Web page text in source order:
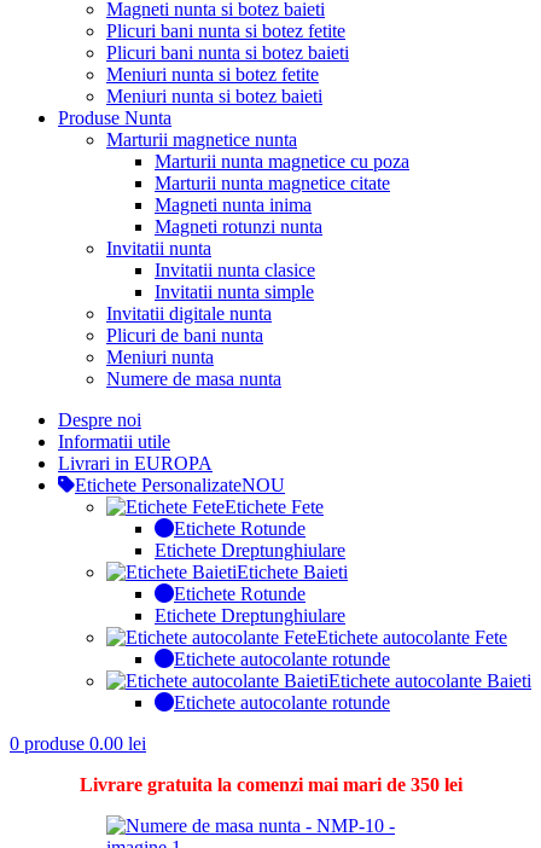
Magneti nunta si botez baieti
Plicuri bani nunta si botez fetite
Plicuri bani nunta si botez baieti
Meniuri nunta si botez fetite
Meniuri nunta si botez baieti
Produse Nunta
Marturii magnetice nunta
Marturii nunta magnetice cu poza
Marturii nunta magnetice citate
Magneti nunta inima
Magneti rotunzi nunta
Invitatii nunta
Invitatii nunta clasice
Invitatii nunta simple
Invitatii digitale nunta
Plicuri de bani nunta
Meniuri nunta
Numere de masa nunta
Despre noi
Informatii utile
Livrari in EUROPA
Etichete PersonalizateNOU
Etichete Fete
Etichete Rotunde
Etichete Dreptunghiulare
Etichete Baieti
Etichete Rotunde
Etichete Dreptunghiulare
Etichete autocolante Fete
Etichete autocolante rotunde
Etichete autocolante Baieti
Etichete autocolante rotunde
0 produse 0.00 lei
Livrare gratuita la comenzi mai mari de 350 lei